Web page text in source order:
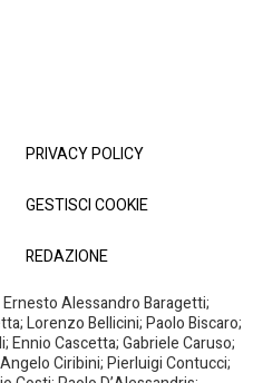
PRIVACY POLICY
GESTISCI COOKIE
REDAZIONE
Alessandro Baragetti;
Lorenzo Bellicini; Paolo Biscaro;
Ennio Cascetta; Gabriele Caruso;
Ciribini; Pierluigi Contucci;